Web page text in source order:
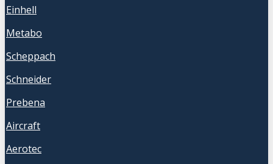
Einhell
Metabo
Scheppach
Schneider
Prebena
Aircraft
Aerotec